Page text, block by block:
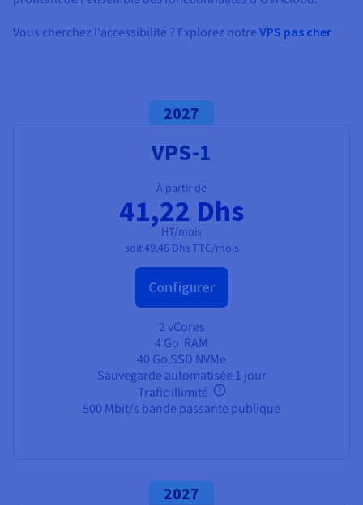
Vous cherchez l'accessibilité ? Explorez notre VPS pas cher
2027
VPS-1
À partir de
41,22 Dhs
HT/mois
soit49,46 DhsTTC/mois
Configurer
2 vCores
4 Go RAM
40 Go SSD NVMe
Sauvegarde automatisée 1 jour
Trafic illimité
500 Mbit/s bande passante publique
2027